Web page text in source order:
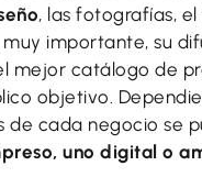
, las fotografías,
importante, su
mejor catálogo de
objetivo.
de cada negocio se
uno digital o